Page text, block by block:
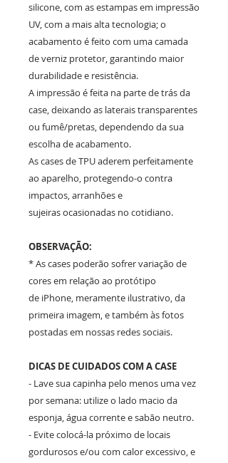
silicone, com as estampas em impressão
UV, com a mais alta tecnologia; o
acabamento é feito com uma camada
de verniz protetor, garantindo maior
durabilidade e resistência.
A impressão é feita na parte de trás da
case, deixando as laterais transparentes
ou fumê/pretas, dependendo da sua
escolha de acabamento.
As cases de TPU aderem perfeitamente
ao aparelho, protegendo-o contra
impactos, arranhões e
sujeiras ocasionadas no cotidiano.
OBSERVAÇÃO:
* As cases poderão sofrer variação de
cores em relação ao protótipo
de iPhone, meramente ilustrativo, da
primeira imagem, e também às fotos
postadas em nossas redes sociais.
DICAS DE CUIDADOS COM A CASE
- Lave sua capinha pelo menos uma vez
por semana: utilize o lado macio da
esponja, água corrente e sabão neutro.
- Evite colocá-la próximo de locais
gordurosos e/ou com calor excessivo, e